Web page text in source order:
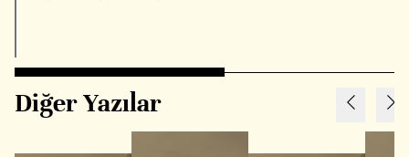
Diğer Yazılar